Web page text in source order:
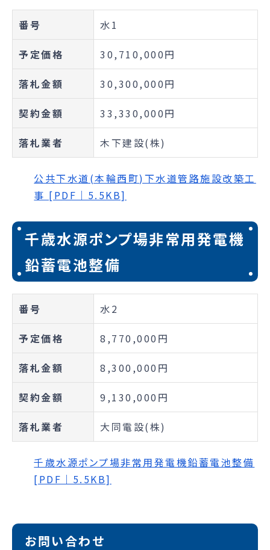
番号 水1
予定価格 30,710,000円
落札金額 30,300,000円
契約金額 33,330,000円
落札業者 木下建設(株)
公共下水道(本輪西町)下水道管路施設改築工
事 [PDF｜5.5KB]
千歳水源ポンプ場非常用発電機
鉛蓄電池整備
番号 水2
予定価格 8,770,000円
落札金額 8,300,000円
契約金額 9,130,000円
落札業者 大同電設(株)
千歳水源ポンプ場非常用発電機鉛蓄電池整備
[PDF｜5.5KB]
お問い合わせ